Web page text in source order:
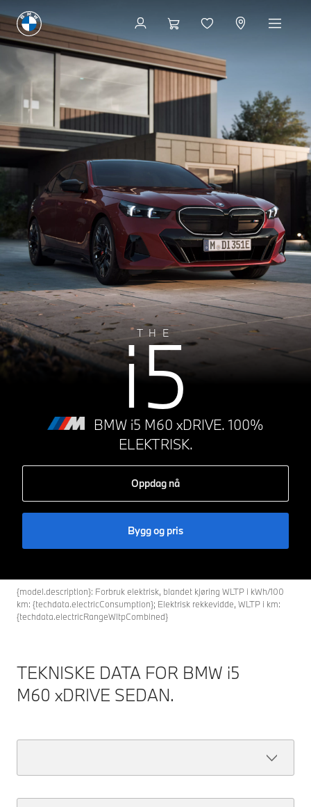
THE
i5
BMW i5 M60 xDRIVE. 100%
ELEKTRISK.
Oppdag nå
Bygg og pris
{model.description}: Forbruk elektrisk, blandet kjøring WLTP i kWh/100
km: {techdata.electricConsumption}; Elektrisk rekkevidde, WLTP i km:
{techdata.electricRangeWltpCombined}
TEKNISKE DATA FOR BMW i5
M60 xDRIVE SEDAN.